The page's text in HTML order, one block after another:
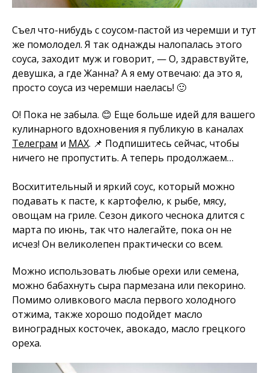
Съел что-нибудь с соусом-пастой из черемши и тут
же помолодел. Я так однажды налопалась этого
соуса, заходит муж и говорит, — О, здравствуйте,
девушка, а где Жанна? А я ему отвечаю: да это я,
просто соуса из черемши наелась! 🙂
О! Пока не забыла. 😊 Еще больше идей для вашего
кулинарного вдохновения я публикую в каналах
Телеграм и MAX. 📌 Подпишитесь сейчас, чтобы
ничего не пропустить. А теперь продолжаем…
Восхитительный и яркий соус, который можно
подавать к пасте, к картофелю, к рыбе, мясу,
овощам на гриле. Сезон дикого чеснока длится с
марта по июнь, так что налегайте, пока он не
исчез! Он великолепен практически со всем.
Можно использовать любые орехи или семена,
можно бабахнуть сыра пармезана или пекорино.
Помимо оливкового масла первого холодного
отжима, также хорошо подойдет масло
виноградных косточек, авокадо, масло грецкого
ореха.